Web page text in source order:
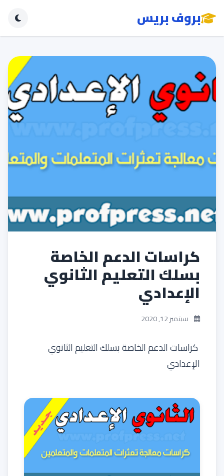
بروف بريس
كراسات الدعم الخاصة
بسلك التعليم الثانوي
الإعدادي
سبتمبر 12, 2020
كراسات الدعم الخاصة بسلك التعليم الثانوي
الإعدادي